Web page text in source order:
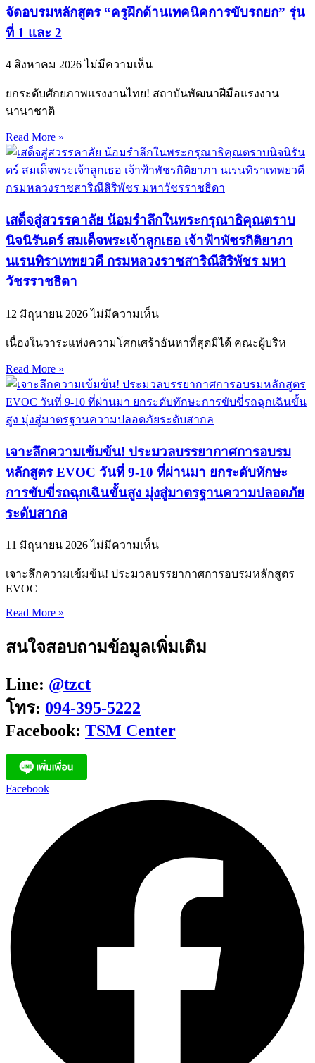
จัดอบรมหลักสูตร “ครูฝึกด้านเทคนิคการขับรถยก” รุ่น
ที่ 1 และ 2
4 สิงหาคม 2026ไม่มีความเห็น
ยกระดับศักยภาพแรงงานไทย! สถาบันพัฒนาฝีมือแรงงาน
นานาชาติ
Read More »
เสด็จสู่สวรรคาลัย น้อมรำลึกในพระกรุณาธิคุณตราบ
นิจนิรันดร์ สมเด็จพระเจ้าลูกเธอ เจ้าฟ้าพัชรกิติยาภา
นเรนทิราเทพยวดี กรมหลวงราชสาริณีสิริพัชร มหา
วัชรราชธิดา
12 มิถุนายน 2026ไม่มีความเห็น
เนื่องในวาระแห่งความโศกเศร้าอันหาที่สุดมิได้ คณะผู้บริห
Read More »
เจาะลึกความเข้มข้น! ประมวลบรรยากาศการอบรม
หลักสูตร EVOC วันที่ 9-10 ที่ผ่านมา ยกระดับทักษะ
การขับขี่รถฉุกเฉินขั้นสูง มุ่งสู่มาตรฐานความปลอดภัย
ระดับสากล
11 มิถุนายน 2026ไม่มีความเห็น
เจาะลึกความเข้มข้น! ประมวลบรรยากาศการอบรมหลักสูตร
EVOC
Read More »
สนใจสอบถามข้อมูลเพิ่มเติม
Line: @tzct
โทร: 094-395-5222
Facebook: TSM Center
Facebook